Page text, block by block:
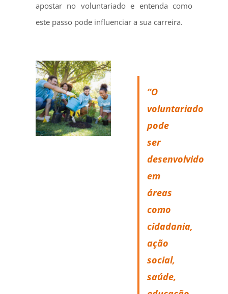
apostar no voluntariado e entenda como
este passo pode influenciar a sua carreira.
“O
voluntariado
pode
ser
desenvolvido
em
áreas
como
cidadania,
ação
social,
saúde,